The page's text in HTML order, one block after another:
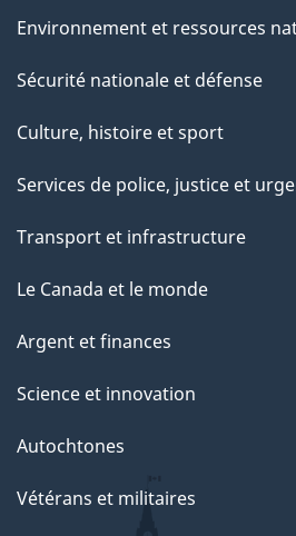
Environnement et ressources
Sécurité nationale et défense
Culture, histoire et sport
Services de police, justice et
Transport et infrastructure
Le Canada et le monde
Argent et finances
Science et innovation
Autochtones
Vétérans et militaires